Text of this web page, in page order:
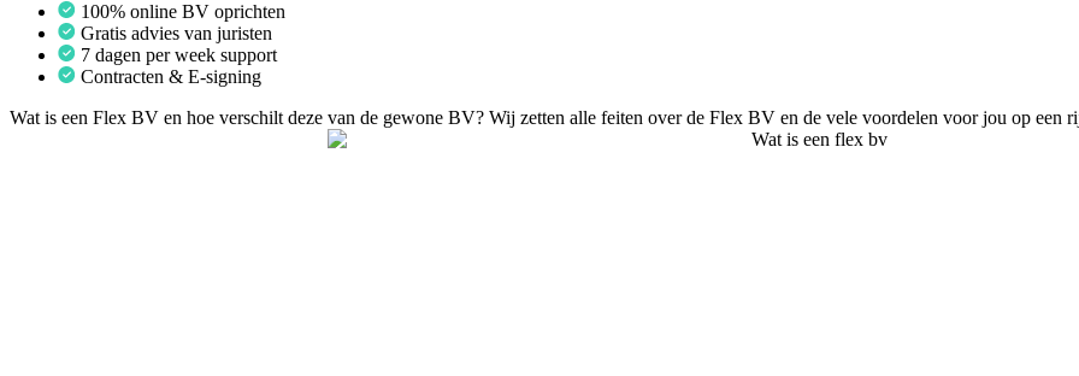
100% online BV oprichten
Gratis advies van juristen
7 dagen per week support
Contracten & E-signing
Wat is een Flex BV en hoe verschilt deze van de gewone BV? Wij zetten alle feiten over de Flex BV en de vele voordelen voor jou op een